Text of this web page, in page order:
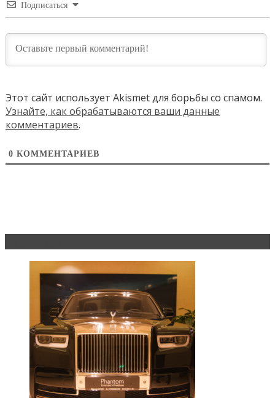
Подписаться
Этот сайт использует Akismet для борьбы со спамом.
Узнайте, как обрабатываются ваши данные
комментариев.
0 КОММЕНТАРИЕВ